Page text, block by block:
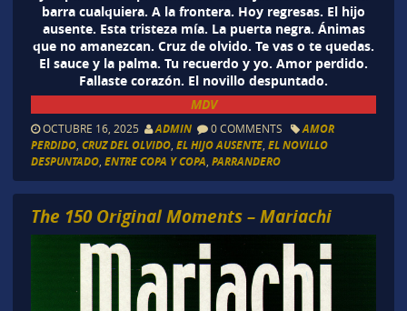
barra cualquiera. A la frontera. Hoy regresas. El hijo
ausente. Esta tristeza mía. La puerta negra. Ánimas
que no amanezcan. Cruz de olvido. Te vas o te quedas.
El sauce y la palma. Tu recuerdo y yo. Amor perdido.
Fallaste corazón. El novillo despuntado.
MDV
OCTUBRE 16, 2025 ADMIN 0 COMMENTS
AMOR
PERDIDO, CRUZ DEL OLVIDO, EL HIJO AUSENTE, EL NOVILLO
DESPUNTADO, ENTRE COPA Y COPA PARRANDERO
The 150 Original Moments – Mariachi